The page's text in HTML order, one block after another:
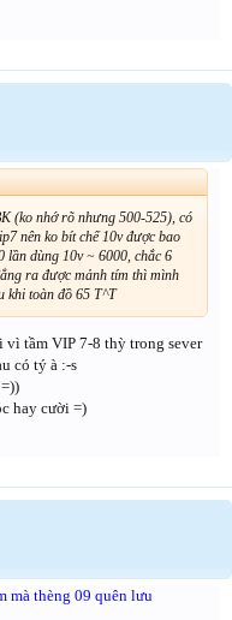
(ko nhớ rõ nhưng 500-525), có
nên ko bít chế 10v được bao
lần dùng 10v ~ 6000, chắc 6
ra được mảnh tím thì mình
khi toàn đồ 65 T^T
vì tầm VIP 7-8 thỳ trong sever
có tý à :-s
hay cười =)
mà thèng 09 quên lưu